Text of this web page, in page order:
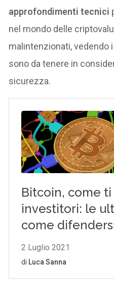
approfondimenti tecnici
nel mondo delle
malintenzionati, vedendo
sono da tenere in
sicurezza.